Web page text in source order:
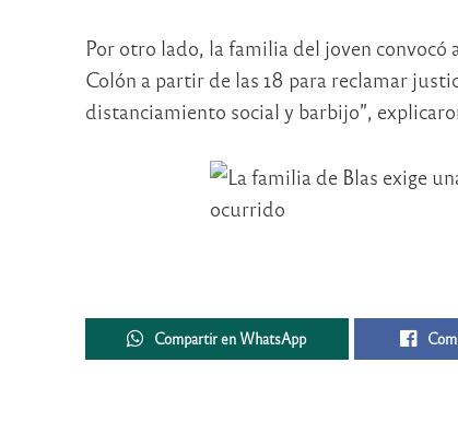
Por otro lado, la familia del joven convocó
Colón a partir de las 18 para reclamar
distanciamiento social y barbijo”,
Compartir en WhatsApp